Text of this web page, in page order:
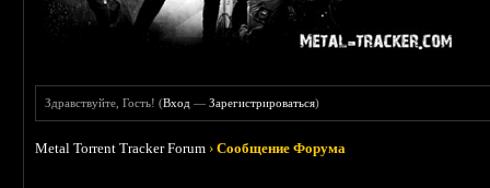
Здравствуйте, Гость! (Вход —Зарегистрироваться)
Metal Torrent Tracker Forum ›Сообщение Форума